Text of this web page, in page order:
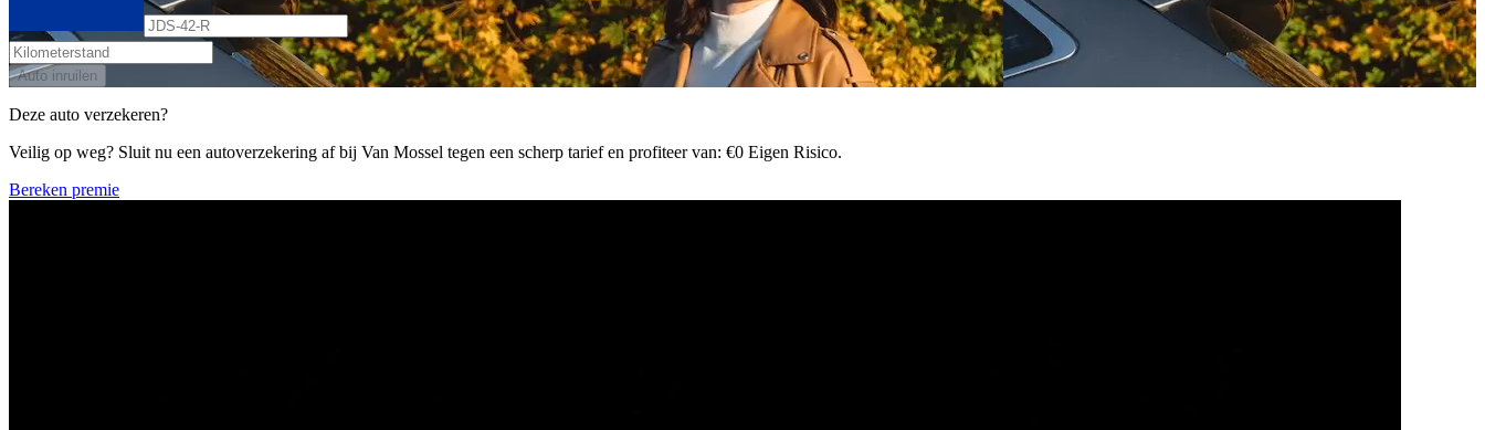
Auto inruilen
Deze auto verzekeren?
Veilig op weg? Sluit nu een autoverzekering af bij Van Mossel tegen een scherp tarief en profiteer van: €0 Eigen Risico.
Bereken premie